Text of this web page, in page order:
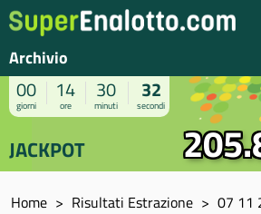
Archivio
00
giorni
14
ore
30
minuti
32
secondi
JACKPOT
Home Risultati Estrazione 07 11